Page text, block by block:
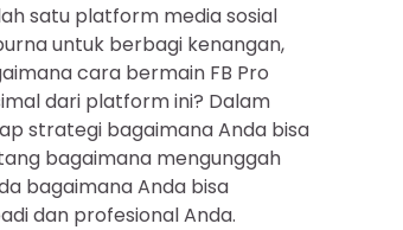
satu platform media sosial
untuk berbagi kenangan,
cara bermain FB Pro
dari platform ini? Dalam
strategi bagaimana Anda bisa
bagaimana mengunggah
bagaimana Anda bisa
dan profesional Anda.